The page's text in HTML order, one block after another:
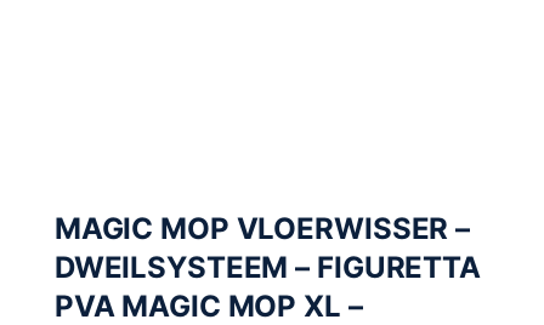
MAGIC MOP VLOERWISSER –
DWEILSYSTEEM – FIGURETTA
PVA MAGIC MOP XL –